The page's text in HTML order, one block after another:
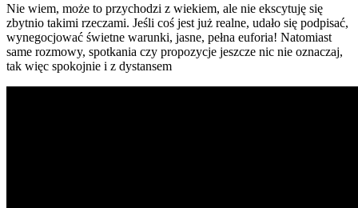
Nie wiem, może to przychodzi z wiekiem, ale nie ekscytuję się
zbytnio takimi rzeczami. Jeśli coś jest już realne, udało się podpisać,
wynegocjować świetne warunki, jasne, pełna euforia! Natomiast
same rozmowy, spotkania czy propozycje jeszcze nic nie oznaczaj,
tak więc spokojnie i z dystansem